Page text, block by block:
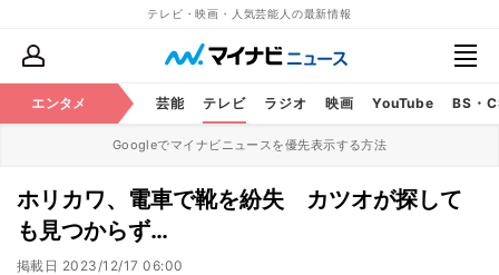
テレビ・映画・人気芸能人の最新情報
エンタメ 芸能 テレビ ラジオ 映画 YouTube BS・
Googleでマイナビニュースを優先表示する方法
ホリカワ、電車で靴を紛失 カツオが探して
も見つからず…
掲載日 2023/12/17 06:00